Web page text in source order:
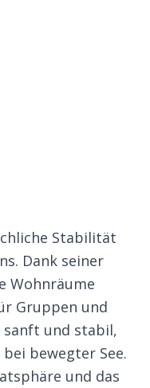
Stabilität
Dank seiner
Wohnräume
Gruppen und
sanft und stabil,
bewegter See.
und das